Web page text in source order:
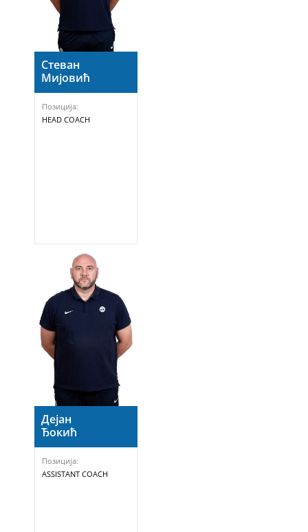
Стеван
Мијовић
Позиција:
HEAD COACH
Дејан
Ђокић
Позиција:
ASSISTANT COACH